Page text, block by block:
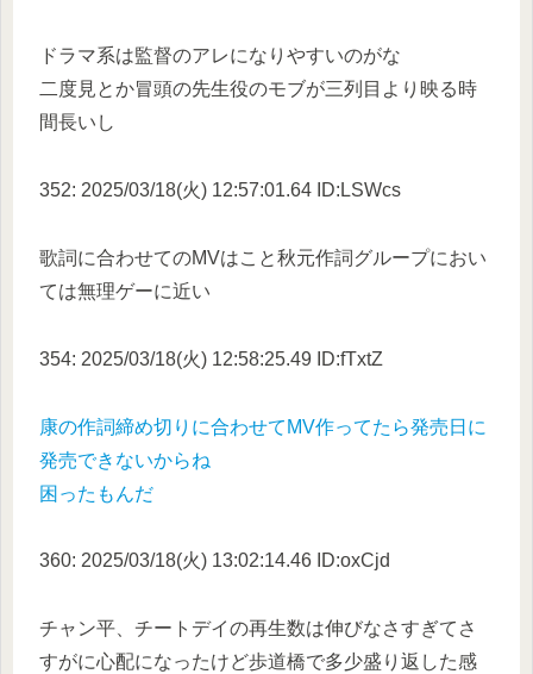
ドラマ系は監督のアレになりやすいのがな
二度見とか冒頭の先生役のモブが三列目より映る時
間長いし
352: 2025/03/18(火) 12:57:01.64 ID:LSWcs
歌詞に合わせてのMVはこと秋元作詞グループにおい
ては無理ゲーに近い
354: 2025/03/18(火) 12:58:25.49 ID:fTxtZ
康の作詞締め切りに合わせてMV作ってたら発売日に
発売できないからね
困ったもんだ
360: 2025/03/18(火) 13:02:14.46 ID:oxCjd
チャン平、チートデイの再生数は伸びなさすぎてさ
すがに心配になったけど歩道橋で多少盛り返した感